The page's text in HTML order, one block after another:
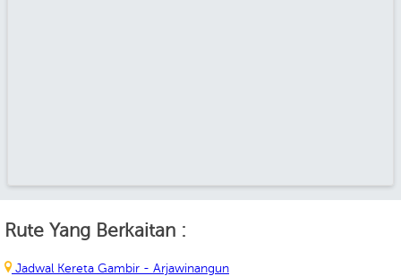
Rute Yang Berkaitan :
Jadwal Kereta Gambir - Arjawinangun